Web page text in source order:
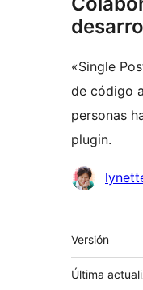
«Single
de código
personas
plugin.
Meta
Versión
Última